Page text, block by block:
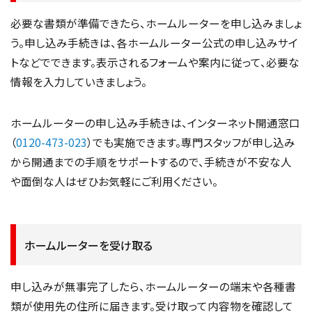
必要な書類が準備できたら、ホームルーターを申し込みましょ
う。申し込み手続きは、各ホームルーター公式の申し込みサイ
トなどでできます。表示されるフォームや案内に従って、必要な
情報を入力していきましょう。
ホームルーターの申し込み手続きは、インターネット開通窓口
（0120-473-023）でも実施できます。専門スタッフが申し込み
から開通までの手順をサポートするので、手続きが不安な人
や面倒な人はぜひお気軽にご利用ください。
ホームルーターを受け取る
申し込みが無事完了したら、ホームルーターの端末や各種書
類が使用先の住所に届きます。受け取って内容物を確認して